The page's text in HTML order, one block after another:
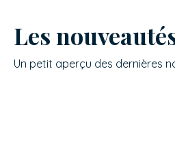
Les
Un petit aperçu des dernières